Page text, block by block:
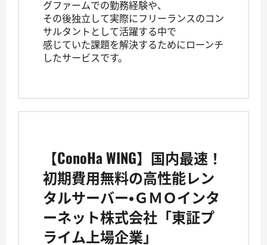
グファームでの勤務経験や、
その後独立して実際にフリーランスのコン
サルタントとして活躍する中で
感じていた課題を解決するためにローンチ
したサービスです。
【ConoHa WING】国内最速！
初期費用無料の高性能レン
タルサーバー・ＧＭＯインタ
ーネット株式会社「東証プ
ライム上場企業」